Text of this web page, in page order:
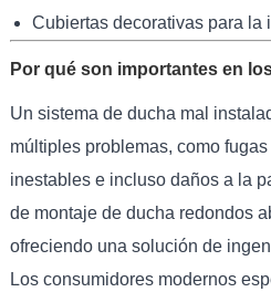
Cubiertas decorativas para la
Por qué son importantes en
Un sistema de ducha mal
múltiples problemas, como
inestables e incluso daños a la
de montaje de ducha redondos
ofreciendo una solución de
Los consumidores modernos